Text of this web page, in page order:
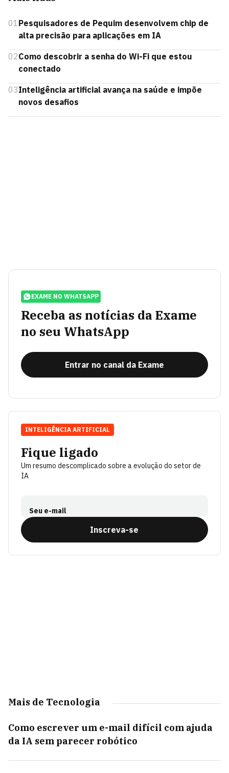
01Pesquisadores de Pequim desenvolvem chip de
alta precisão para aplicações em IA
02Como descobrir a senha do Wi-Fi que estou
conectado
03Inteligência artificial avança na saúde e impõe
novos desafios
EXAME NO WHATSAPP
Receba as notícias da Exame
no seu WhatsApp
Entrar no canal da Exame
Fique ligado
Um resumo descomplicado sobre a evolução do setor de
IA
Seu e-mail
Inscreva-se
INTELIGÊNCIA ARTIFICIAL
Mais de Tecnologia
Como escrever um e-mail difícil com ajuda
da IA sem parecer robótico